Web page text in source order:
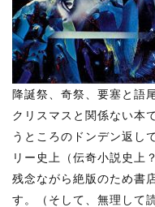
降誕祭、奇祭、要塞と語
クリスマスと関係ない本
うところのドンデン返し
リー史上（伝奇小説史上
残念ながら絶版のため書
す。（そして、無理して